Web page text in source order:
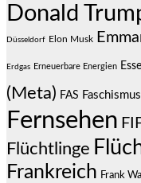
Donald
Düsseldorf Elon Musk
Erdgas Erneuerbare Energien
(Meta) FAS Faschismus
Fernsehen
Flüchtlinge
Frankreich Frank